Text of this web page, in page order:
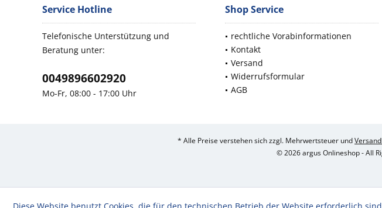
Service Hotline
Telefonische Unterstützung und
Beratung unter:
0049896602920
Mo-Fr, 08:00 - 17:00 Uhr
Shop Service
rechtliche Vorabinformationen
Kontakt
Versand
Widerrufsformular
AGB
* Alle Preise verstehen sich zzgl. Mehrwertsteuer und
© 2026 argus Onlineshop - All